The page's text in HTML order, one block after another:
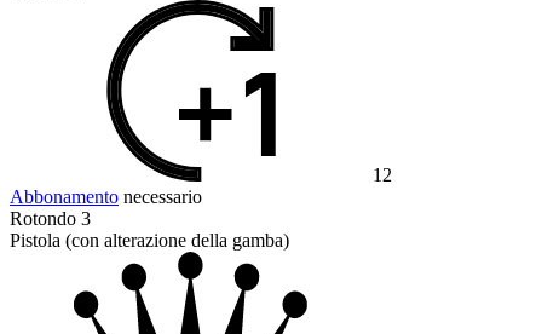
12
Abbonamento necessario
Rotondo 3
Pistola (con alterazione della gamba)